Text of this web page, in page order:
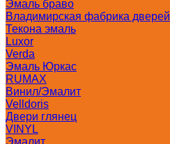
Эмаль браво
Владимирская фабрика дверей
Текона эмаль
Luxor
Verda
Эмаль Юркас
RUMAX
Винил/Эмалит
Velldoris
Двери глянец
VINYL
Эмалит